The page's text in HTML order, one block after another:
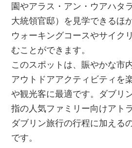
園やアラス・アン・ウアハタ
大統領官邸）を見学できるほ
ウォーキングコースやサイク
むことができます。
このスポットは、賑やかな市
アウトドアアクティビティを
や観光客に最適です。ダブリ
指の人気ファミリー向けアト
ダブリン旅行の行程に加える
です。